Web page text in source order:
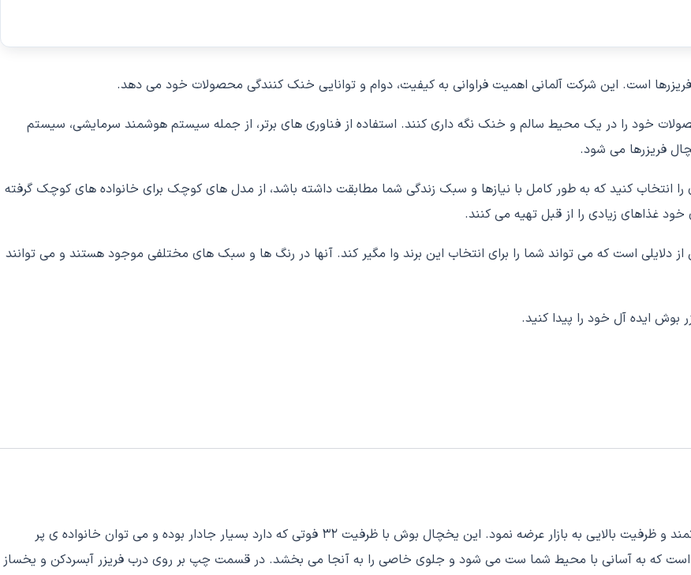
است. این شرکت آلمانی اهمیت فراوانی به کیفیت، دوام و توانایی خنک کنندگی محصولات خود می دهد.
خود را در یک محیط سالم و خنک نگه داری کنند. استفاده از فناوری های برتر، از جمله سیستم هوشمند سرمایشی، سیستم
فریزرها می شود.
انتخاب کنید که به طور کامل با نیازها و سبک زندگی شما مطابقت داشته باشد، از مدل های کوچک برای خانواده های کوچک گرفته
خود غذاهای زیادی را از قبل تهیه می کنند.
دلایلی است که می تواند شما را برای انتخاب این برند وا مگیر کند. آنها در رنگ ها و سبک های مختلفی موجود هستند و می توانند
بوش ایده آل خود را پیدا کنید.
یخچال ساید بوش KAD80A404 هوشمند را با طراحی لوکس، موتور قدرتمند و ظرفیت بالایی به بازار عرضه نمود. این یخچال بوش با ظرفیت 32 فوتی که دارد بسیار جادار بوده و می توان خانواده ی پر
است که به آسانی با محیط شما ست می شود و جلوی خاصی را به آنجا می بخشد. در قسمت چپ بر روی درب فریزر آبسردکن و یخساز